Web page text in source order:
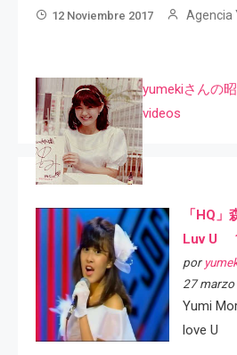
12 Noviembre 2017 Agencia
yumekiさんの
videos
「HQ」
Luv U
por
27 marzo
Yumi
love U